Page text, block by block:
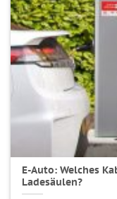
E-Auto: Welches
Ladesäulen?